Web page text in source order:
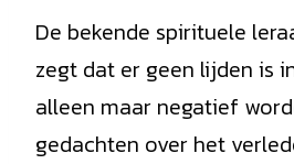
De bekende spirituele
zegt dat er geen lijden is
alleen maar negatief
gedachten over het